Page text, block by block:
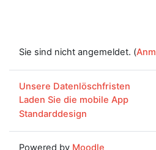
Sie sind nicht angemeldet. (
Unsere Datenlöschfristen
Laden Sie die mobile App
Standarddesign